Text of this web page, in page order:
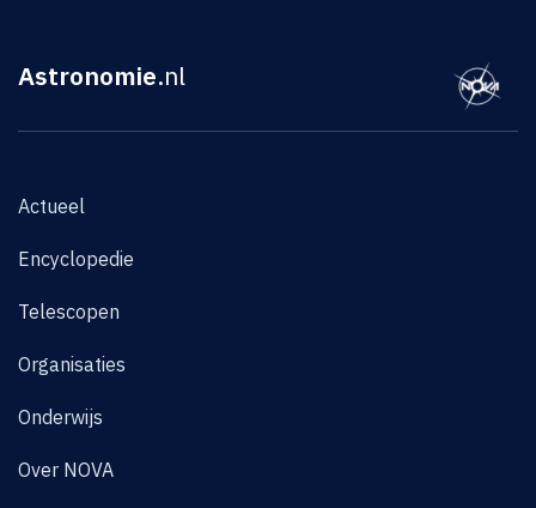
Astronomie.nl
Actueel
Encyclopedie
Telescopen
Organisaties
Onderwijs
Over NOVA